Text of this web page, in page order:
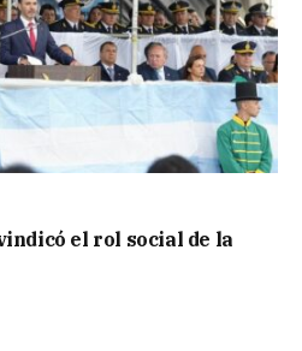
el rol social de la